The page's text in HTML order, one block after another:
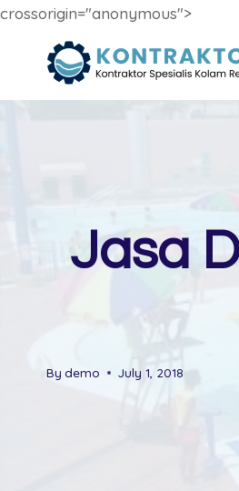
crossorigin="anonymous">
Jasa
By demo July 1, 2018